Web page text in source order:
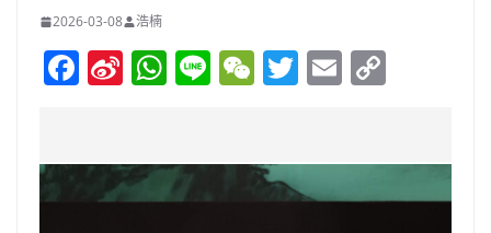
2026-03-08 浩楠
F
e
b
Si
W
ei
W
s
A
Li W
h
at
T
er
E
l y
Li